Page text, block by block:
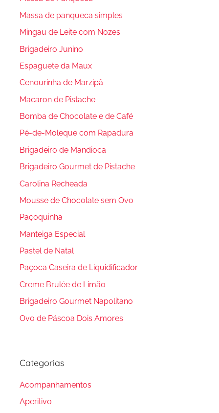
Massa de panqueca simples
Mingau de Leite com Nozes
Brigadeiro Junino
Espaguete da Maux
Cenourinha de Marzipã
Macaron de Pistache
Bomba de Chocolate e de Café
Pé-de-Moleque com Rapadura
Brigadeiro de Mandioca
Brigadeiro Gourmet de Pistache
Carolina Recheada
Mousse de Chocolate sem Ovo
Paçoquinha
Manteiga Especial
Pastel de Natal
Paçoca Caseira de Liquidificador
Creme Brulée de Limão
Brigadeiro Gourmet Napolitano
Ovo de Páscoa Dois Amores
Categorias
Acompanhamentos
Aperitivo